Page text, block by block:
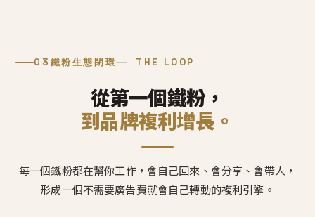
03 鐵粉生態閉環 THE LOOP
從第一個鐵粉，
到品牌複利增長。
每一個鐵粉都在幫你工作，會自己回來、會分享、會帶人，
形成一個不需要廣告費就會自己轉動的複利引擎。